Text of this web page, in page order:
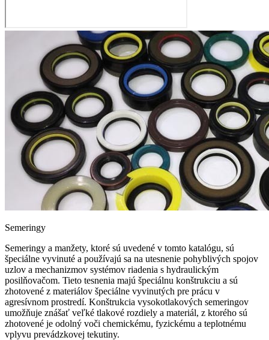
Semeringy
Semeringy a manžety, ktoré sú uvedené v tomto katalógu, sú
špeciálne vyvinuté a používajú sa na utesnenie pohyblivých spojov
uzlov a mechanizmov systémov riadenia s hydraulickým
posilňovačom. Tieto tesnenia majú špeciálnu konštrukciu a sú
zhotovené z materiálov špeciálne vyvinutých pre prácu v
agresívnom prostredí. Konštrukcia vysokotlakových semeringov
umožňuje znášať veľké tlakové rozdiely a materiál, z ktorého sú
zhotovené je odolný voči chemickému, fyzickému a teplotnému
vplyvu prevádzkovej tekutiny.